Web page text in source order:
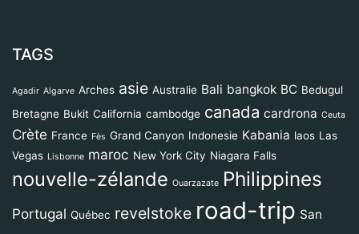
TAGS
Agadir Algarve Arches asie Australie Bali bangkok BC Bedugul
Bretagne Bukit California cambodge canada cardrona Ceuta
Crète France Fès Grand Canyon Indonesie Kabania laos Las
Vegas Lisbonne maroc New York City Niagara Falls
nouvelle-zélande Ouarzazate Philippines
Portugal Québec revelstoke road-trip San